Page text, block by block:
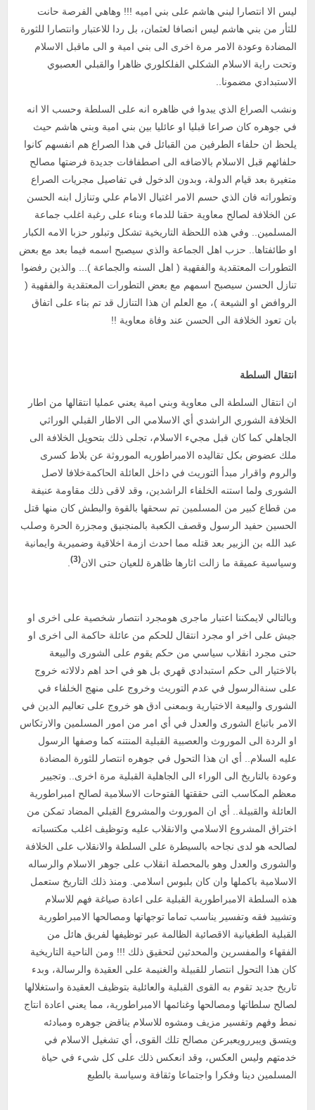
ليس الا انتصارا لبني هاشم على بني اميه !!! وهاهي الفرصة حانت
للثأر من بني هاشم ليس انصافا لعثمان، بل ردا للاعتبار وانتصارا للثورة
المضادة وعودة الامر مرة اخرى الى بني امية و الى ماقبل الاسلام
وتحت راية الاسلام الشكلي الفلكلوري ظاهرا والقبلي العصبوي
الاستبدادي مضمونا..
ونشب الصراع الذي يبدوا في ظاهره انه على السلطة وحسب الا انه
في جوهره كان صراعا قبليا او عائليا بين بني امية وبني هاشم حيث
يلحظ ان حلفاء الطرفين من القبائل في هذا الصراع هم انفسهم كانوا
حلفائهم قبل الاسلام بالاضافه الى اصطفافات جديدة فرضتها مصالح
متغيرة بعد قيام الدولة، وبدون الدخول في تفاصيل مجريات الصراع
وتطوراته فان الذي حسم الامر اغتيال الامام علي وتنازل ابنه الحسن
عن الخلافة لصالح معاوية حقنا للدماء وبناء على رغبة اغلب جماعة
المسلمين.. وفي هذه اللحظة التاريخية تشكل وتبلور حزبا الامه الكبار
او طائفتاها.. حزب اهل الجماعة والذي سيصبح اسمه فيما بعد مع بعض
التطورات المعتقدية والفقهية ( اهل السنه والجماعة )... والذين رفضوا
تنازل الحسن سيصبح اسمهم مع بعض التطورات المعتقدية والفقهية (
الروافض او الشيعة )، مع العلم ان هذا التنازل قد تم بناء على اتفاق
بان تعود الخلافة الى الحسن عند وفاة معاوية !!
انتقال السلطة
ان انتقال السلطة الى معاوية وبني امية يعني عمليا انتقالها من اطار
الخلافة الشوري الراشدي أي الاسلامي الى الاطار القبلي الوراثي
الجاهلي كما كان قبل مجيء الاسلام، تجلى ذلك بتحويل الخلافة الى
ملك عضوض بكل تقاليده الامبراطوريه الموروثة عن بلاط كسرى
والروم واقرار مبدأ التوريث في داخل العائلة الحاكمةخلافا لاصل
الشورى ولما استنه الخلفاء الراشدين، وقد لاقى ذلك مقاومة عنيفة
من قطاع كبير من المسلمين تم سحقها بالقوة والبطش كان منها قتل
الحسين حفيد الرسول وقصف الكعبة بالمنجنيق ومجزرة الحرة وصلب
عبد الله بن الزبير بعد قتله مما احدث ازمة اخلاقية وضميرية وايمانية
وسياسية عميقة ما زالت اثارها ظاهرة للعيان حتى الان(3)
.
وبالتالي لايمكننا اعتبار ماجرى هومجرد انتصار شخصية على اخرى او
جيش على اخر او مجرد انتقال للحكم من عائلة حاكمة الى اخرى او
حتى مجرد انقلاب سياسي من حكم يقوم على الشورى والبيعة
بالاختيار الى حكم استبدادي قهري بل هو في احد اهم دلالاته خروج
على سنةالرسول في عدم التوريث وخروج على منهج الخلفاء في
الشورى والبيعة الاختيارية وبمعنى ادق هو خروج على تعاليم الدين في
الامر باتباع الشورى والعدل في أي امر من امور المسلمين والارتكاس
او الردة الى الموروث والعصبية القبلية المنتنه كما وصفها الرسول
عليه السلام.. أي ان هذا التحول في جوهره انتصار للثورة المضادة
وعودة بالتاريخ الى الوراء الى الجاهلية القبلية مرة اخرى.. وتجيير
معظم المكاسب التى حققتها الفتوحات الاسلامية لصالح امبراطورية
العائلة والقبيلة.. أي ان الموروث والمشروع القبلي المضاد تمكن من
اختراق المشروع الاسلامي والانقلاب عليه وتوظيف اغلب مكتسباته
لصالحه هو لدى نجاحه بالسيطرة على السلطة والانقلاب على الخلافة
والشورى والعدل وهو بالمحصلة انقلاب على جوهر الاسلام والرساله
الاسلامية باكملها وان كان بلبوس اسلامي. ومنذ ذلك التاريخ ستعمل
هذه السلطة الامبراطورية القبلية على اعادة صياغة فهم للاسلام
وتشييد فقه وتفسير يناسب تماما توجهاتها ومصالحها الامبراطورية
القبلية الطغيانية الاقصائية الظالمة عبر توظيفها لفريق هائل من
الفقهاء والمفسرين والمحدثين لتحقيق ذلك !!! ومن الناحية التاريخية
كان هذا التحول انتصار للقبيلة والغنيمة على العقيدة والرسالة، وبدء
تاريخ جديد تقوم به القوى القبلية والعائلية بتوظيف العقيدة واستغلالها
لصالح سلطاتها ومصالحها وغنائمها الامبراطورية، مما يعني اعادة انتاج
نمط وفهم وتفسير مزيف ومشوه للاسلام يناقض جوهره ومبادئه
ويتسق ويبررويعبرعن مصالح تلك القوى، أي تشغيل الاسلام في
خدمتهم وليس العكس، وقد انعكس ذلك على كل شيء في حياة
المسلمين دينا وفكرا واجتماعا وثقافة وسياسة بالطبع